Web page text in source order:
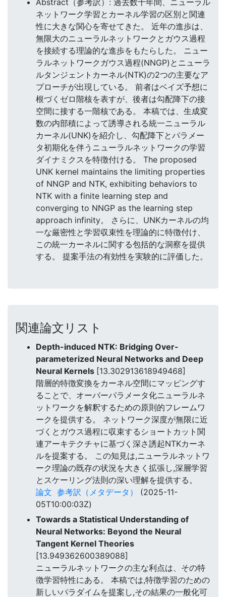
Abstract（参考訳）: 過去数十年間、ニューラル
ネットワーク学習とカーネル学習の区別と関連
性に大きな関心を寄せてきた。 近年の進歩は、
無限大のニューラルネットワークとガウス過程
を接続する理論的な進歩をもたらした。 ニュー
ラルネットワークガウス過程(NNGP)とニューラ
ルタンジェントカーネル(NTK)の2つの主要なア
プローチが出現している。 前者はベイズ予想に
根づくゼロ階核を表すが、後者は勾配降下の接
空間に接する一階核である。 本稿では、生成変
数の内部積によって誘導される統一ニューラル
カーネル(UNK)を紹介し、勾配降下とパラメー
タ初期化を伴うニューラルネットワークの学習
ダイナミクスを特徴付ける。 The proposed
UNK kernel maintains the limiting properties
of NNGP and NTK, exhibiting behaviors to
NTK with a finite learning step and
converging to NNGP as the learning step
approach infinity。 さらに、UNKカーネルの均
一な厳密性と学習収束性を理論的に特徴付け、
この統一カーネルに関する包括的な洞察を提供
する。 提案手法の有効性を実験的に評価した。
関連論文リスト
Depth-induced NTK: Bridging Over-
parameterized Neural Networks and Deep
Neural Kernels [13.302913618949468]
階層的特徴変換をカーネル空間にマッピングす
ることで、オーバーパラメータ化ニューラルネ
ットワークを解釈するための原則的フレームワ
ークを提供する。 ネットワーク深度が無限に近
づくとガウス過程に収束するショートカット関
連アーキテクチャに基づく深さ誘起NTKカーネ
ルを提案する。 この知見は,ニューラルネットワ
ーク理論の既存の状況を大きく拡張し,深層学習
とスケーリング法則の深い理解を提供する。
論文 参考訳（メタデータ）
(2025-11-
05T10:00:03Z)
Towards a Statistical Understanding of
Neural Networks: Beyond the Neural
Tangent Kernel Theories
[13.949362600389088]
ニューラルネットワークの主な利点は、その特
徴学習特性にある。 本稿では,特徴学習のための
新しいパラダイムを提案し,その結果の一般化可